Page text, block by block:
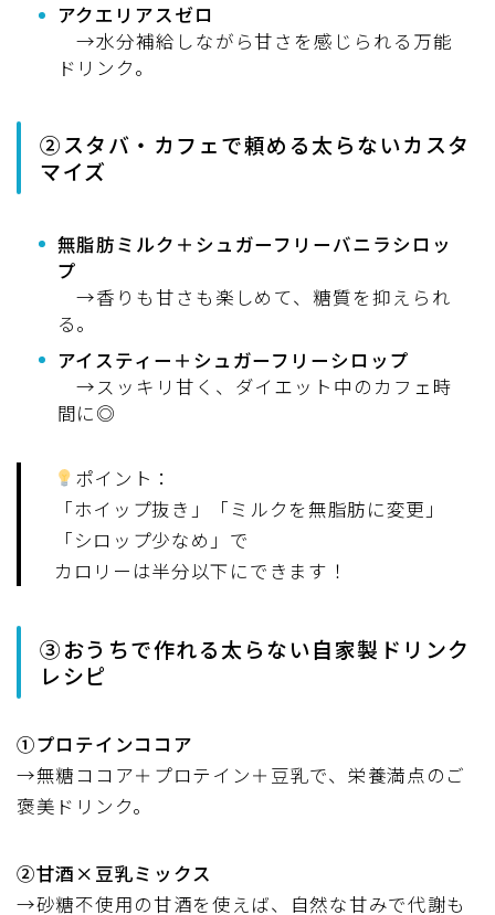
アクエリアスゼロ
→水分補給しながら甘さを感じられる万能
ドリンク。
②スタバ・カフェで頼める太らないカスタ
マイズ
無脂肪ミルク＋シュガーフリーバニラシロッ
プ
→香りも甘さも楽しめて、糖質を抑えられ
る。
アイスティー＋シュガーフリーシロップ
→スッキリ甘く、ダイエット中のカフェ時
間に◎
ポイント：
「ホイップ抜き」「ミルクを無脂肪に変更」
「シロップ少なめ」で
カロリーは半分以下にできます！
③おうちで作れる太らない自家製ドリンク
レシピ
①プロテインココア
→無糖ココア＋プロテイン＋豆乳で、栄養満点のご
褒美ドリンク。
②甘酒×豆乳ミックス
→砂糖不使用の甘酒を使えば、自然な甘みで代謝も